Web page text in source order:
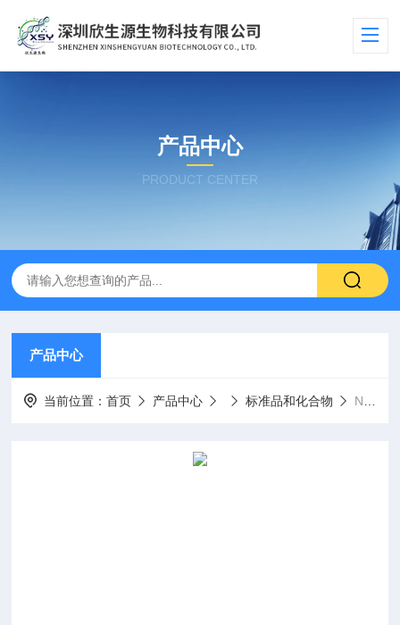
产品中心
PRODUCT CENTER
产品中心
当前位置：首页 产品中心 标准品和化合物 NIBSC代理